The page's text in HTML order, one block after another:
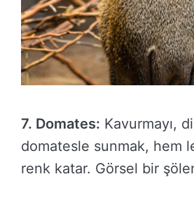
7. Domates: Kavurmayı,
domatesle sunmak, hem
renk katar. Görsel bir